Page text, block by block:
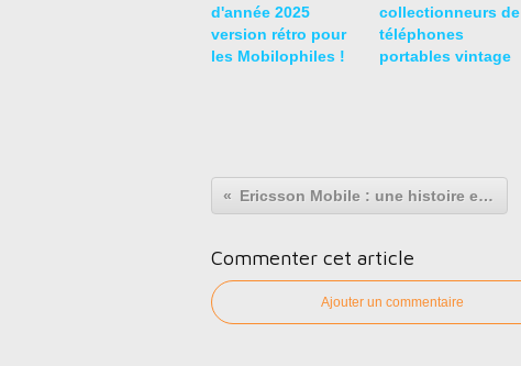
d'année 2025
version rétro pour
les Mobilophiles !
collectionneurs de
téléphones
portables vintage
Ericsson Mobile : une histoire en 5 temps une collection unique au monde
Commenter cet article
Ajouter un commentaire